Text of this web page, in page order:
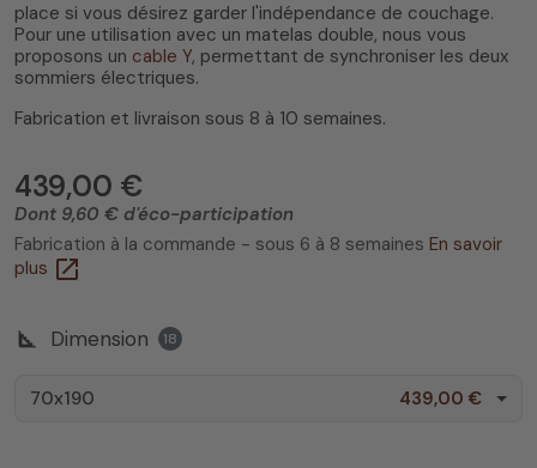
place si vous désirez garder l'indépendance de couchage.
Pour une utilisation avec un matelas double, nous vous
proposons un cable Y, permettant de synchroniser les deux
sommiers électriques.
Fabrication et livraison sous 8 à 10 semaines.
439,00 €
Dont 9,60 € d'éco-participation
Fabrication à la commande - sous 6 à 8 semaines En savoir
plus open_in_new
square_foot Dimension 18
70x190 439,00 €